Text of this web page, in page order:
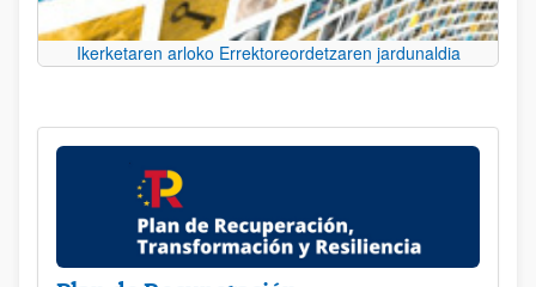
Ikerketaren arloko Errektoreordetzaren jardunaldia